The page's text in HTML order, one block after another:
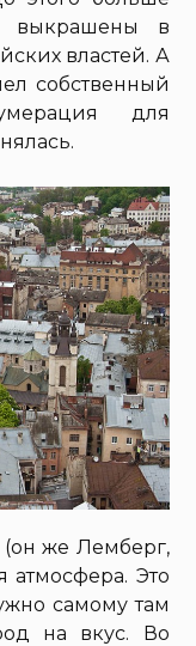
выкрашены в
властей. А
собственный
для
(он же Лемберг,
атмосфера. Это
самому там
на вкус. Во